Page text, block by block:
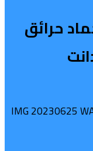
إخماد حرائق